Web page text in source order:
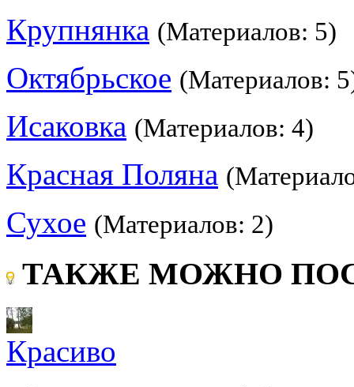
Крупнянка (Материалов: 5)
Октябрьское (Материалов:
Исаковка (Материалов: 4)
Красная Поляна
Сухое (Материалов: 2)
ТАКЖЕ МОЖНО
Красиво